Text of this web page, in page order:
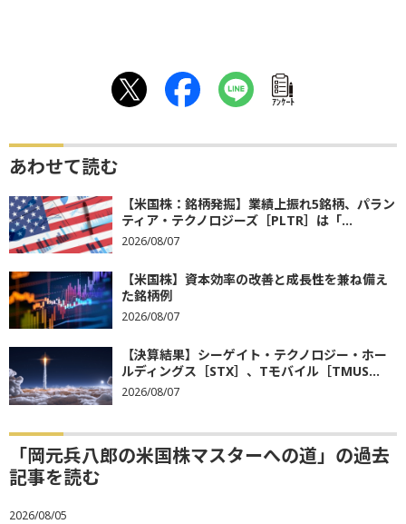
ｱﾝｹｰﾄ
あわせて読む
【米国株：銘柄発掘】業績上振れ5銘柄、パラン
ティア・テクノロジーズ［PLTR］は「...
2026/08/07
【米国株】資本効率の改善と成長性を兼ね備え
た銘柄例
2026/08/07
【決算結果】シーゲイト・テクノロジー・ホー
ルディングス［STX］、Tモバイル［TMUS...
2026/08/07
「岡元兵八郎の米国株マスターへの道」の過去
記事を読む
2026/08/05